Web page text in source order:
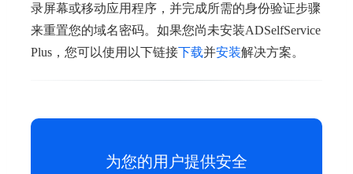
录屏幕或移动应用程序，并完成所需的身份验证步骤
来重置您的域名密码。如果您尚未安装ADSelfService
Plus，您可以使用以下链接下载并安装解决方案。
为您的用户提供安全